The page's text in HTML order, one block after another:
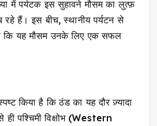
में पर्यटक इस सुहावने मौसम का लुत्फ़
रहे हैं। इस बीच, स्थानीय पर्यटन से
कि यह मौसम उनके लिए एक सफल
किया है कि ठंड का यह दौर ज़्यादा
पश्चिमी विक्षोभ (Western